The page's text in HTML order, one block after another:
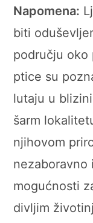
Napomena:
biti
području oko
ptice su
lutaju u
šarm
njihovom
nezaboravno
mogućnosti
divljim